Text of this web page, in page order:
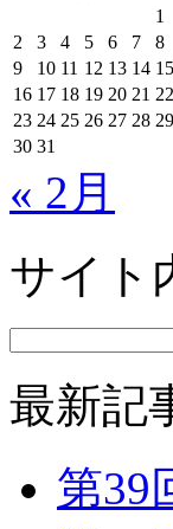
1
2
3 4 5 6 7
8
9
10 11 12 13 14 15
16 17 18 19 20 21 22
23 24 25 26 27 28 29
30 31
« 2月
サイト
最新記
第39